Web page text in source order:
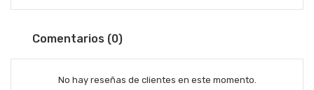
Comentarios (0)
No hay reseñas de clientes en este momento.